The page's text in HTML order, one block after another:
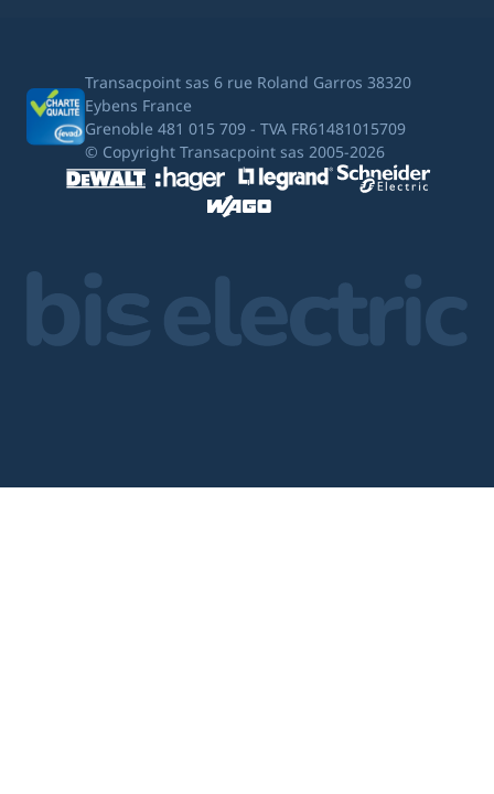
Transacpoint sas 6 rue Roland Garros 38320
Eybens France
Grenoble 481 015 709 - TVA FR61481015709
© Copyright Transacpoint sas 2005-2026